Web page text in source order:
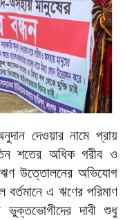
দেওয়ার নামে প্রায়
শতের অধিক গরীব ও
ঋণ উত্তোলনের অভিযোগ
এ ঋণের পরিমাণ
ভুক্তভোগীদের দাবী শুধু